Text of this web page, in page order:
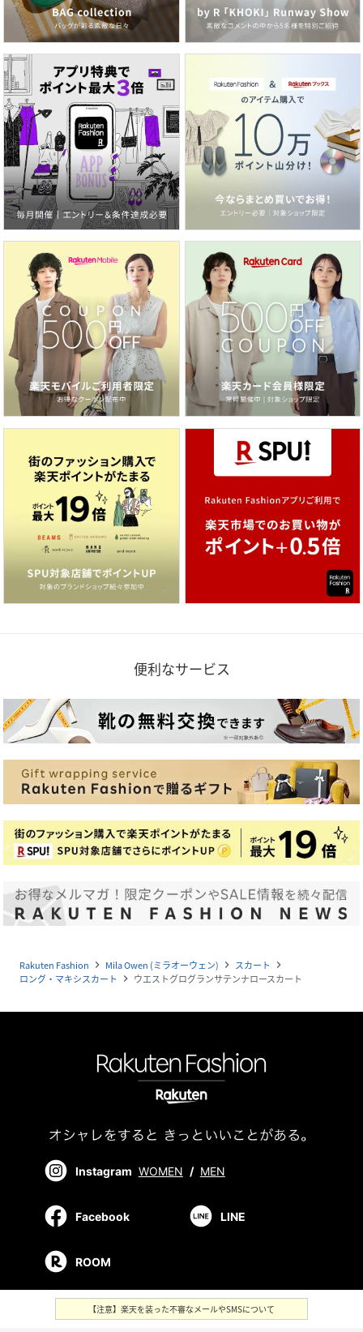
便利なサービス
Rakuten Fashion navigate_next Mila Owen (ミラオーウェン) navigate_next スカート navigate_next
ロング・マキシスカート navigate_next ウエストグログランサテンナロースカート
Instagram WOMEN / MEN
Facebook LINE
ROOM
【注意】楽天を装った不審なメールやSMSについて